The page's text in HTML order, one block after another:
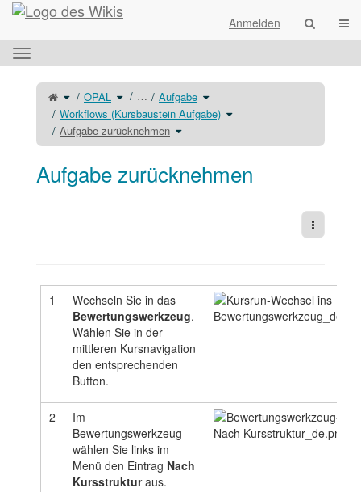
Startseite
Anmelden
Das
horizontale
Menü
umschalten.
Schalte
denübergeordneten
Baum
von
Aufgabe
zurücknehmen
um.
OPAL Schalte
denVerzeichnisbaum
unter
OPAL
um.
… Aufgabe Schalte
den
unter
Aufgabe
um.
Workflows (Kursbaustein Aufgabe) Schalte
den
Aufgabe)
um.
Aufgabe zurücknehmen Schalte
den
unter
Aufgabe
Aufgabe zurücknehmen
Weitere
1
Wechseln Sie in das
Bewertungswerkzeug.
Wählen Sie in der
mittleren Kursnavigation
den entsprechenden
Button.
2
Im
Bewertungswerkzeug
wählen Sie links im
Menü den Eintrag Nach
Kursstrukturaus.